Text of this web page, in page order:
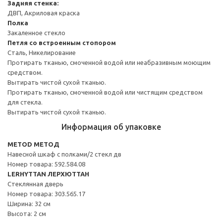
Задняя стенка:
ДВП, Акриловая краска
Полка
Закаленное стекло
Петля со встроенным стопором
Сталь, Никелирование
Протирать тканью, смоченной водой или неабразивным моющим
средством.
Вытирать чистой сухой тканью.
Протирать тканью, смоченной водой или чистящим средством
для стекла.
Вытирать чистой сухой тканью.
Информация об упаковке
METOD МЕТОД
Навесной шкаф с полками/2 стекл дв
Номер товара: 592.584.08
LERHYTTAN ЛЕРХЮТТАН
Стеклянная дверь
Номер товара: 303.565.17
Ширина: 32 см
Высота: 2 см